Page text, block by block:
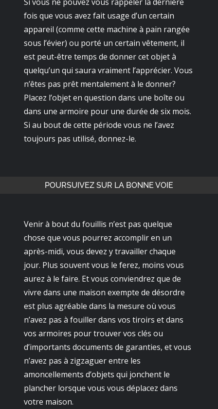
fois que vous avez fait usage d’un certain
appareil (comme cette machine à pain rangée
sous l’évier) ou porté un certain vêtement, il
est peut-être temps de donner cet objet à
quelqu’un qui saura vraiment l’apprécier. Vous
n’êtes pas prêt mentalement à le donner?
Placez l’objet en question dans une boîte ou
dans une armoire pour une durée de six mois.
Si au bout de cette période vous ne l’avez
toujours pas utilisé, donnez-le.
POURSUIVEZ SUR LA BONNE VOIE
Venir à bout du fouillis n’est pas quelque
chose que vous pourrez accomplir en un
après-midi, vous devez y travailler chaque
jour. Plus souvent vous le ferez, moins vous
aurez à le faire. Et vous conviendrez que de
vivre dans une maison exempte de désordre
est plus agréable dans la mesure où vous
n’avez pas à fouiller dans vos tiroirs et dans
vos armoires pour trouver vos clés ou
d’importants documents de garanties, et vous
n’avez pas à zigzaguer entre les
amoncellements d’objets qui jonchent le
plancher lorsque vous vous déplacez dans
votre maison.